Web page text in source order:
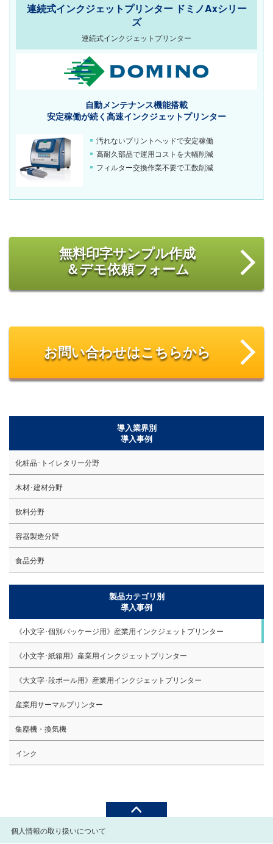
連続式インクジェットプリンター ドミノAxシリー
ズ
連続式インクジェットプリンター
自動メンテナンス機能搭載
安定稼働が続く 高速インクジェットプリンター
汚れないプリントヘッドで安定稼働
高耐久部品で運用コストを大幅削減
フィルター交換作業不要で工数削減
無料印字サンプル作成
＆デモ依頼フォーム
お問い合わせはこちらから
導入業界別
導入事例
化粧品･トイレタリー分野
木材･建材分野
飲料分野
容器製造分野
食品分野
製品カテゴリ別
導入事例
《小文字･個別パッケージ用》産業用インクジェットプリンター
《小文字･紙箱用》産業用インクジェットプリンター
《大文字･段ボール用》産業用インクジェットプリンター
産業用サーマルプリンター
集塵機・換気機
インク
個人情報の取り扱いについて